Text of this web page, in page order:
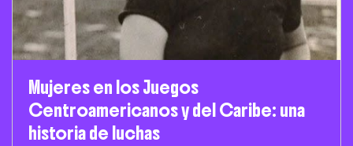
Mujeres en los Juegos
Centroamericanos y del Caribe: una
historia de luchas